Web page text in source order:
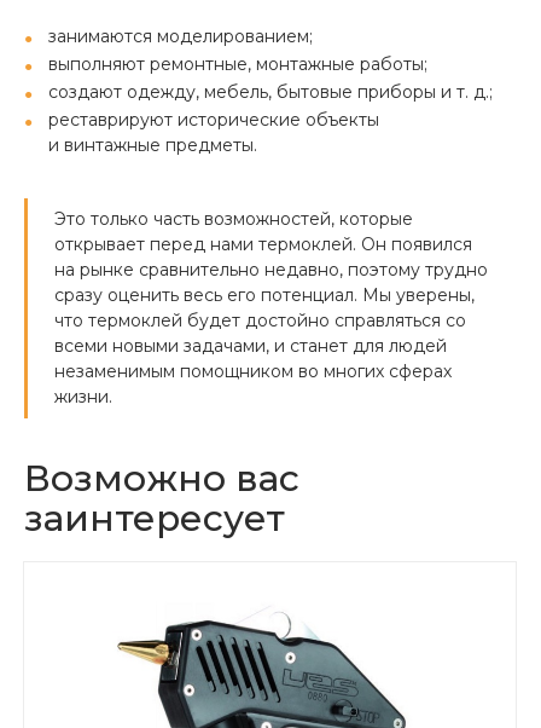
занимаются моделированием;
выполняют ремонтные, монтажные работы;
создают одежду, мебель, бытовые приборы и т. д.;
реставрируют исторические объекты
и винтажные предметы.
Это только часть возможностей, которые
открывает перед нами термоклей. Он появился
на рынке сравнительно недавно, поэтому трудно
сразу оценить весь его потенциал. Мы уверены,
что термоклей будет достойно справляться со
всеми новыми задачами, и станет для людей
незаменимым помощником во многих сферах
жизни.
Возможно вас
заинтересует